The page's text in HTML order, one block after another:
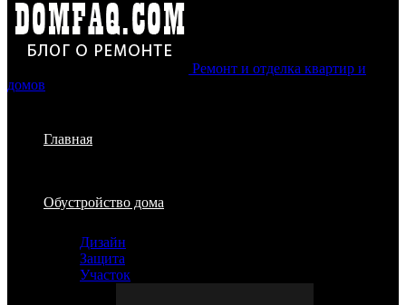
Ремонт и отделка квартир и
домов
Главная
Обустройство дома
Дизайн
Защита
Участок